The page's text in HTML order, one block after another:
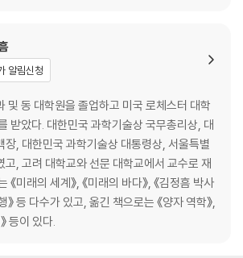
알림신청
및 동 대학원을 졸업하고 미국 로체스터 대학
받았다. 대한민국 과학기술상 국무총리상, 대
장, 대한민국 과학기술상 대통령상, 서울특별
고, 고려 대학교와 선문 대학교에서 교수로 재
미래의 세계》, 《미래의 바다》, 《김정흠 박사
등 다수가 있고, 옮긴 책으로는 《양자 역학》,
등이 있다.